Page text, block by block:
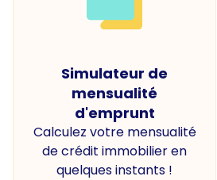
Simulateur de
mensualité
d'emprunt
Calculez votre mensualité
de crédit immobilier en
quelques instants !